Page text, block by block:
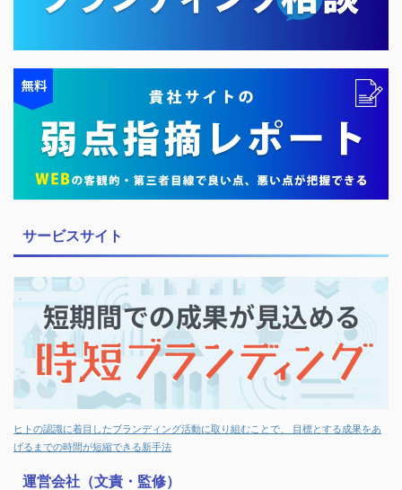
サービスサイト
ヒトの認識に着目したブランディング活動に取り組むことで、 目標とする成果をあ
げるまでの時間が短縮できる新手法
運営会社（文責・監修）